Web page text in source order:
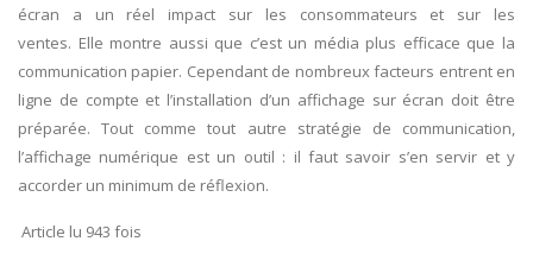
écran a un réel impact sur les consommateurs et sur les
ventes. Elle montre aussi que c’est un média plus efficace que la
communication papier. Cependant de nombreux facteurs entrent en
ligne de compte et l’installation d’un affichage sur écran doit être
préparée. Tout comme tout autre stratégie de communication,
l’affichage numérique est un outil : il faut savoir s’en servir et y
accorder un minimum de réflexion.
Article lu 943 fois